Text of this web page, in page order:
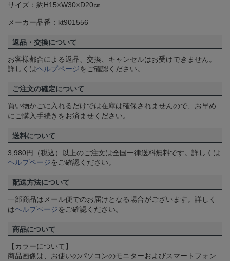
サイズ：約H15×W30×D20㎝
メーカー品番：kt901556
返品・交換について
お客様都合による返品、交換、キャンセルはお受けできません。
詳しくはヘルプページをご確認ください。
ご注文の確定について
買い物かごに入れるだけでは在庫は確保されませんので、お早め
にご購入手続きをお済ませください。
送料について
3,980円（税込）以上のご注文は全国一律送料無料です。詳しくは
ヘルプページをご確認ください。
配送方法について
一部商品はメール便でのお届けとなる場合がございます。詳しく
はヘルプページをご確認ください。
商品について
【カラーについて】
商品画像は、お使いのパソコンのモニターおよびスマートフォン